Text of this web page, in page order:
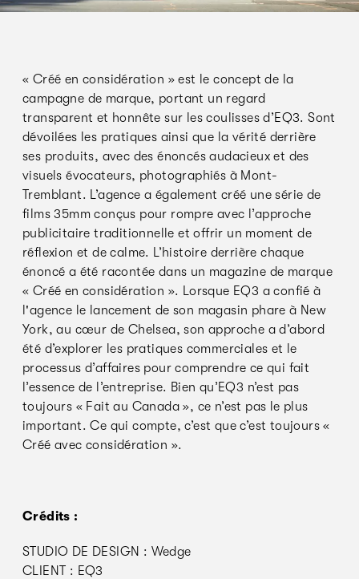
« Créé en considération » est le concept de la
campagne de marque, portant un regard
transparent et honnête sur les coulisses d’EQ3. Sont
dévoilées les pratiques ainsi que la vérité derrière
ses produits, avec des énoncés audacieux et des
visuels évocateurs, photographiés à Mont-
Tremblant. L’agence a également créé une série de
films 35mm conçus pour rompre avec l’approche
publicitaire traditionnelle et offrir un moment de
réflexion et de calme. L’histoire derrière chaque
énoncé a été racontée dans un magazine de marque
« Créé en considération ». Lorsque EQ3 a confié à
l'agence le lancement de son magasin phare à New
York, au cœur de Chelsea, son approche a d’abord
été d’explorer les pratiques commerciales et le
processus d’affaires pour comprendre ce qui fait
l’essence de l’entreprise. Bien qu’EQ3 n’est pas
toujours « Fait au Canada », ce n’est pas le plus
important. Ce qui compte, c’est que c’est toujours «
Créé avec considération ».
Crédits :
STUDIO DE DESIGN : Wedge
CLIENT : EQ3